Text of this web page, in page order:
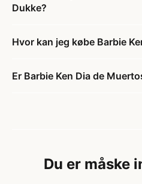
Dukke?
Hvor kan jeg købe Barbie
Er Barbie Ken Dia de
Du er måske